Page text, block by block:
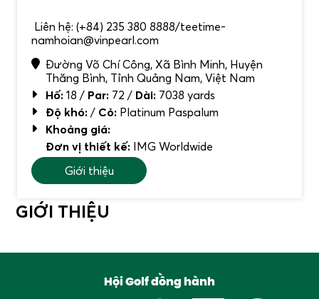
Liên hệ: (+84) 235 380 8888/teetime-
namhoian@vinpearl.com
Đường Võ Chí Công, Xã Bình Minh, Huyện
Thăng Bình, Tỉnh Quảng Nam, Việt Nam
Hố: 18 / Par: 72 / Dài: 7038 yards
Độ khó: / Cỏ: Platinum Paspalum
Khoảng giá:
Đơn vị thiết kế: IMG Worldwide
Giới thiệu
GIỚI THIỆU
Hội Golf đồng hành